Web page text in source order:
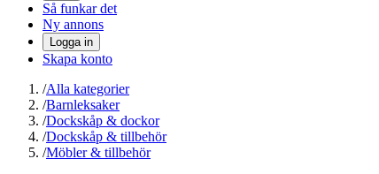
Så funkar det
Ny annons
Logga in
Skapa konto
/Alla kategorier
/Barnleksaker
/Dockskåp & dockor
/Dockskåp & tillbehör
/Möbler & tillbehör